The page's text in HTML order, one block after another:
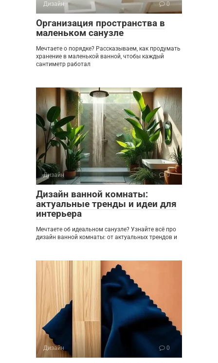
Дизайн 0
Организация пространства в
маленьком санузле
Мечтаете о порядке? Рассказываем, как продумать
хранение в маленькой ванной, чтобы каждый
сантиметр работал
Дизайн 0
Дизайн ванной комнаты:
актуальные тренды и идеи для
интерьера
Мечтаете об идеальном санузле? Узнайте всё про
дизайн ванной комнаты: от актуальных трендов и
Дизайн 0